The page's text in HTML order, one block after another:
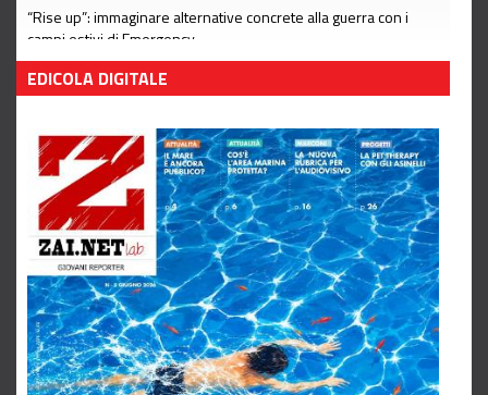
“Rise up”: immaginare alternative concrete alla guerra con i
campi estivi di Emergency
Leggi tutto
EDICOLA DIGITALE